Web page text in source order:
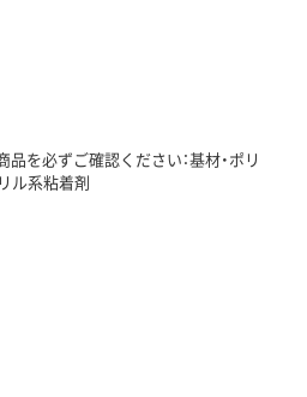
必ずご確認ください：基材・ポリ
ル系粘着剤